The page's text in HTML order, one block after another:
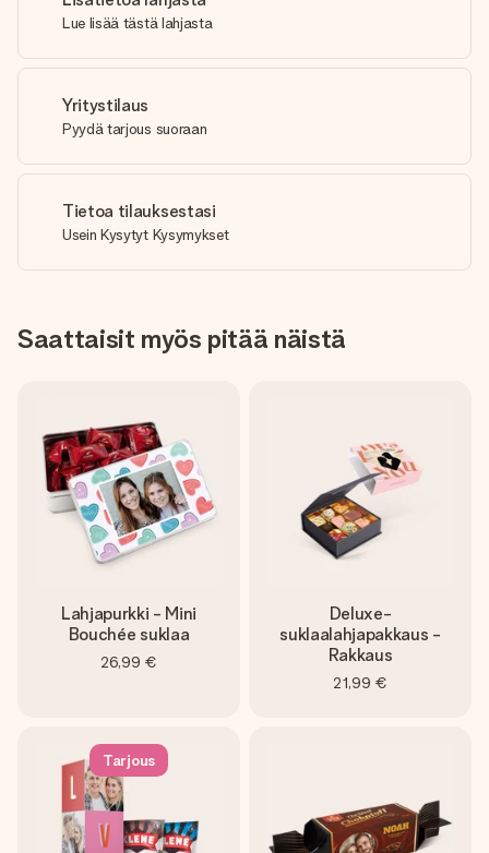
Lue lisää tästä lahjasta
Yritystilaus
Pyydä tarjous suoraan
Tietoa tilauksestasi
Usein Kysytyt Kysymykset
Saattaisit myös pitää näistä
Lahjapurkki - Mini
Bouchée suklaa
26,99 €
Deluxe-
suklaalahjapakkaus -
Rakkaus
21,99 €
Tarjous